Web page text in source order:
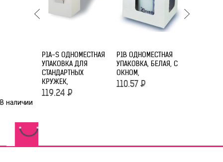
P1A-S ОДНОМЕСТНАЯ
УПАКОВКА ДЛЯ
СТАНДАРТНЫХ
КРУЖЕК,
119.24 Р
P1B ОДНОМЕСТНАЯ
УПАКОВКА, БЕЛАЯ, С
ОКНОМ,
110.57 Р
В наличии